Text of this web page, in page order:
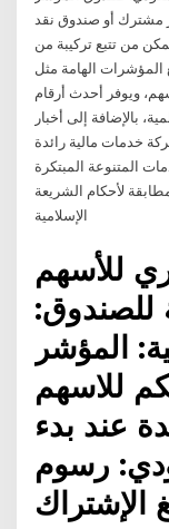
مشترك أو صندوق نقد
من تتبع تركيبة من
المؤشرات الهامة مثل
ويوفر أحدث أرقام
بالإضافة إلى أخبار
خدمات مالية رائدة
المتنوعة المبتكرة
لأحكام الشريعة
الإسلامية
للأسهم
للصندوق:
المؤشر
للاسهم
عند بدء
سعودي: رسوم
الإشتراك